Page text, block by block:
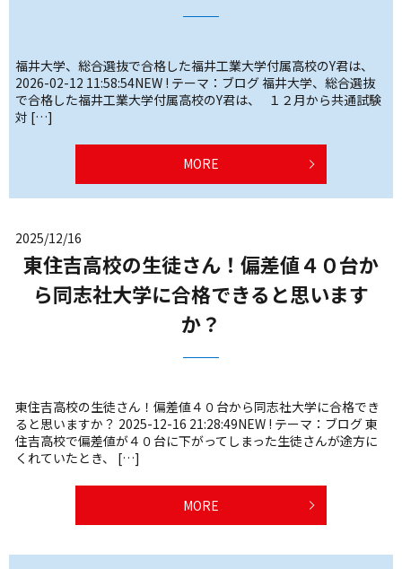
福井大学、総合選抜で合格した福井工業大学付属高校のY君は、
2026-02-12 11:58:54NEW ! テーマ：ブログ 福井大学、総合選抜
で合格した福井工業大学付属高校のY君は、 １２月から共通試験
対 […]
MORE
2025/12/16
東住吉高校の生徒さん！偏差値４０台か
ら同志社大学に合格できると思います
か？
東住吉高校の生徒さん！偏差値４０台から同志社大学に合格でき
ると思いますか？ 2025-12-16 21:28:49NEW ! テーマ：ブログ 東
住吉高校で偏差値が４０台に下がってしまった生徒さんが途方に
くれていたとき、 […]
MORE